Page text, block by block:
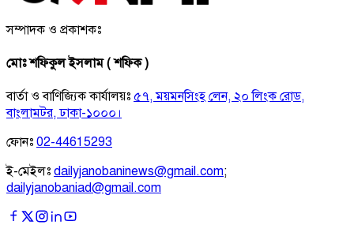
সম্পাদক ও প্রকাশকঃ
মোঃ শফিকুল ইসলাম ( শফিক )
বার্তা ও বাণিজ্যিক কার্যালয়ঃ ৫৭, ময়মনসিংহ লেন, ২০ লিংক রোড,
বাংলামটর, ঢাকা-১০০০।
ফোনঃ 02-44615293
ই-মেইলঃ dailyjanobaninews@gmail.com;
dailyjanobaniad@gmail.com